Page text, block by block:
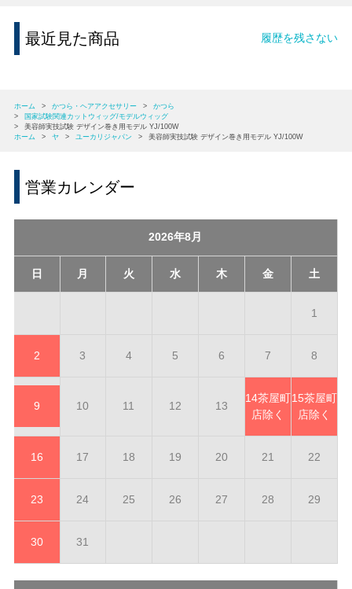
最近見た商品 履歴を残さない
ホーム > かつら・ヘアアクセサリー >
かつら
>
国家試験関連カットウィッグ/モデルウィッグ
>
美容師実技試験 デザイン巻き用モデル YJ/100W
ホーム
> ヤ > ユーカリジャパン > 美容師実技試験 デザイン巻き用モデル YJ/100W
営業カレンダー
2026年8月
日 月 火 水 木 金 土
1
2 3 4 5 6 7 8
9 10 11 12 13
14茶屋町
店除く
15茶屋町
店除く
16 17 18 19 20 21 22
23 24 25 26 27 28 29
30 31